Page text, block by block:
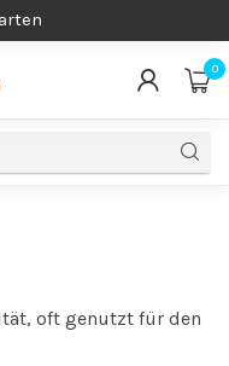
0
oft genutzt für den